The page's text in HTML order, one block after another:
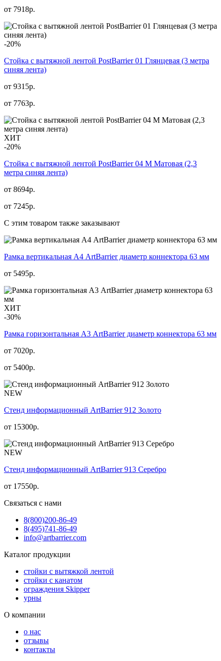
от 7918р.
-20%
Стойка с вытяжной лентой PostBarrier 01 Глянцевая (3 метра
синяя лента)
от 9315р.
от 7763р.
ХИТ
-20%
Стойка с вытяжной лентой PostBarrier 04 M Матовая (2,3
метра синяя лента)
от 8694р.
от 7245р.
С этим товаром также заказывают
Рамка вертикальная А4 ArtBarrier диаметр коннектора 63 мм
от 5495р.
ХИТ
-30%
Рамка горизонтальная А3 ArtBarrier диаметр коннектора 63 мм
от 7020р.
от 5400р.
NEW
Стенд информационный АrtBarrier 912 Золото
от 15300р.
NEW
Стенд информационный АrtBarrier 913 Серебро
от 17550р.
Связаться с нами
8(800)200-86-49
8(495)741-86-49
info@artbarrier.com
Каталог продукции
стойки с вытяжкой лентой
стойки с канатом
ограждения Skipper
урны
О компании
о нас
отзывы
контакты